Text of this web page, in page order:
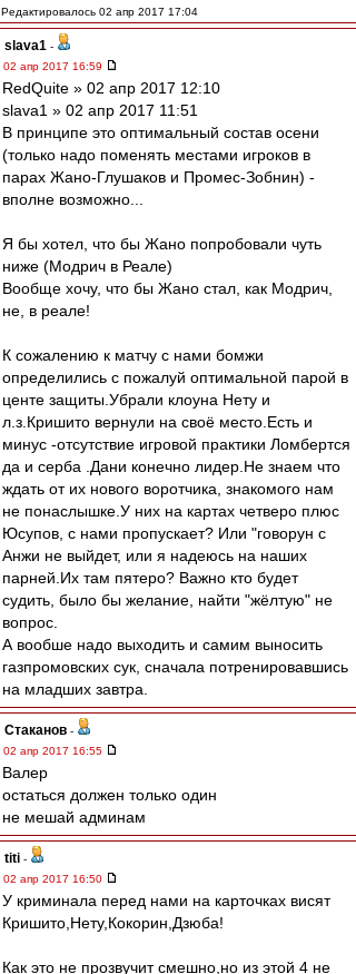
Редактировалось 02 апр 2017 17:04
slava1 -
02 апр 2017 16:59
RedQuite » 02 апр 2017 12:10
slava1 » 02 апр 2017 11:51
В принципе это оптимальный состав осени
(только надо поменять местами игроков в
парах Жано-Глушаков и Промес-Зобнин) -
вполне возможно...
Я бы хотел, что бы Жано попробовали чуть
ниже (Модрич в Реале)
Вообще хочу, что бы Жано стал, как Модрич,
не, в реале!
К сожалению к матчу с нами бомжи
определились с пожалуй оптимальной парой в
центе защиты.Убрали клоуна Нету и
л.з.Кришито вернули на своё место.Есть и
минус -отсутствие игровой практики Ломбертся
да и серба .Дани конечно лидер.Не знаем что
ждать от их нового воротчика, знакомого нам
не понаслышке.У них на картах четверо плюс
Юсупов, с нами пропускает? Или "говорун с
Анжи не выйдет, или я надеюсь на наших
парней.Их там пятеро? Важно кто будет
судить, было бы желание, найти "жёлтую" не
вопрос.
А вообше надо выходить и самим выносить
газпромовских сук, сначала потренировавшись
на младших завтра.
Cтаканов -
02 апр 2017 16:55
Валер
остаться должен только один
не мешай админам
titi -
02 апр 2017 16:50
У криминала перед нами на карточках висят
Кришито,Нету,Кокорин,Дзюба!
Как это не прозвучит смешно,но из этой 4 не